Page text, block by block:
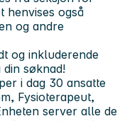
henvises også
og andre
og inkluderende
søknad!
i dag 30 ansatte
Fysioterapeut,
server alle de